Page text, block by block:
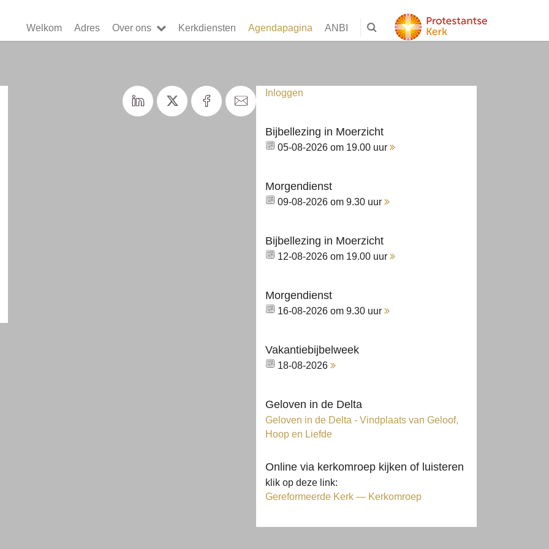
Welkom Adres Over ons Kerkdiensten Agendapagina ANBI
Inloggen
Bijbellezing in Moerzicht
05-08-2026 om 19.00 uur
Morgendienst
09-08-2026 om 9.30 uur
Bijbellezing in Moerzicht
12-08-2026 om 19.00 uur
Morgendienst
16-08-2026 om 9.30 uur
Vakantiebijbelweek
18-08-2026
Geloven in de Delta
Geloven in de Delta - Vindplaats van Geloof,
Hoop en Liefde
Online via kerkomroep kijken of luisteren
klik op deze link:
Gereformeerde Kerk — Kerkomroep